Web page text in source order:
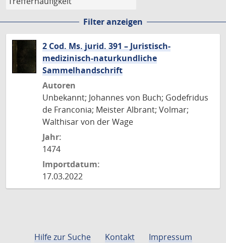
Filter anzeigen
2 Cod. Ms. jurid. 391 – Juristisch-
medizinisch-naturkundliche
Sammelhandschrift
Autoren
Unbekannt; Johannes von Buch; Godefridus
de Franconia; Meister Albrant; Volmar;
Walthisar von der Wage
Jahr:
1474
Importdatum:
17.03.2022
Hilfe zur Suche Kontakt
Impressum